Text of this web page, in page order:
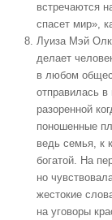
встречаются
спасет мир»,
Луиза Мэй
делает
в любом
отправилась
разоренной
поношенные
ведь семья, к
богатой. На
но
жестокие
на уговоры